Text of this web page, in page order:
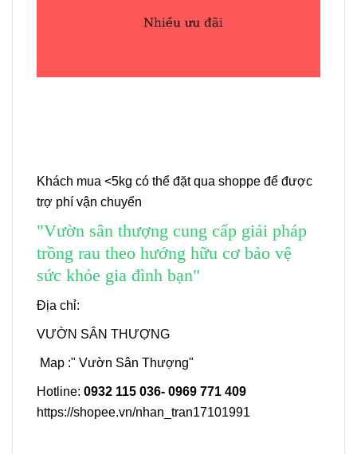
Khách mua <5kg có thể đặt qua shoppe để được
trợ phí vận chuyển
"Vườn sân thượng cung cấp giải pháp
trồng rau theo hướng hữu cơ bảo vệ
sức khỏe gia đình bạn"
Địa chỉ:
VƯỜN SÂN THƯỢNG
Map :" Vườn Sân Thượng"
Hotline: 0932 115 036- 0969 771 409
https://shopee.vn/nhan_tran17101991